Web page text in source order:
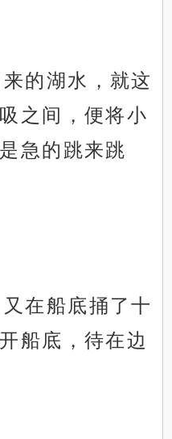
的湖水，就这
之间，便将小
急的跳来跳
在船底捅了十
船底，待在边